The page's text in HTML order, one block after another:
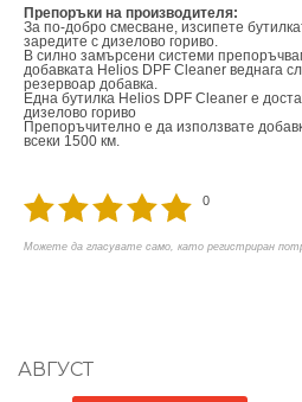
Препоръки на производителя:
За по-добро смесване, изсипете
заредите с дизелово гориво.
В силно замърсени системи
добавката Helios DPF Cleaner веднага
резервоар добавка.
Една бутилка Helios DPF Cleaner е
дизелово гориво
Препоръчително е да използвате
всеки 1500 км.
0
Можете да гласувате само, като регистриран
АВГУСТ